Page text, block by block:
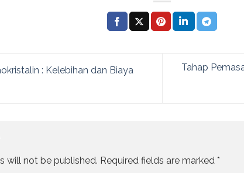
: Kelebihan dan Biaya
Tahap
will not be published. Required fields are marked *